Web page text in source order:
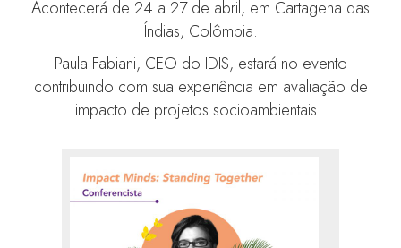
Acontecerá de 24 a 27 de abril, em Cartagena das
Índias, Colômbia.
Paula Fabiani, CEO do IDIS, estará no evento
contribuindo com sua experiência em avaliação de
impacto de projetos socioambientais.